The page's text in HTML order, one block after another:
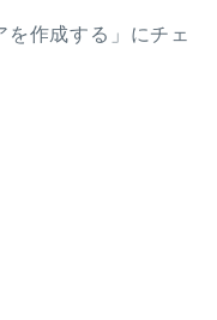
を作成する」にチェ